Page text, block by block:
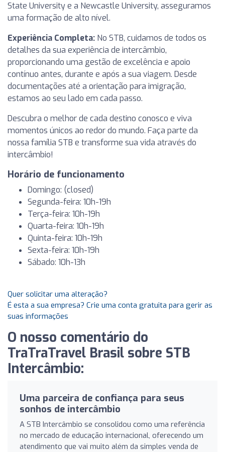
State University e a Newcastle University, asseguramos
uma formação de alto nível.
Experiência Completa: No STB, cuidamos de todos os
detalhes da sua experiência de intercâmbio,
proporcionando uma gestão de excelência e apoio
contínuo antes, durante e após a sua viagem. Desde
documentações até a orientação para imigração,
estamos ao seu lado em cada passo.
Descubra o melhor de cada destino conosco e viva
momentos únicos ao redor do mundo. Faça parte da
nossa família STB e transforme sua vida através do
intercâmbio!
Horário de funcionamento
Domingo: (closed)
Segunda-feira: 10h-19h
Terça-feira: 10h-19h
Quarta-feira: 10h-19h
Quinta-feira: 10h-19h
Sexta-feira: 10h-19h
Sábado: 10h-13h
Quer solicitar uma alteração?
É esta a sua empresa? Crie uma conta gratuita para gerir as
suas informações
O nosso comentário do
TraTraTravel Brasil sobre STB
Intercâmbio:
Uma parceira de confiança para seus
sonhos de intercâmbio
A STB Intercâmbio se consolidou como uma referência
no mercado de educação internacional, oferecendo um
atendimento que vai muito além da simples venda de